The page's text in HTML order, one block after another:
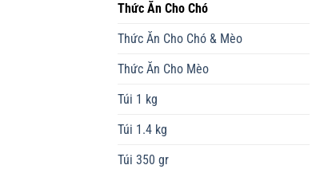
Thức Ăn Cho Chó
Thức Ăn Cho Chó & Mèo
Thức Ăn Cho Mèo
Túi 1 kg
Túi 1.4 kg
Túi 350 gr